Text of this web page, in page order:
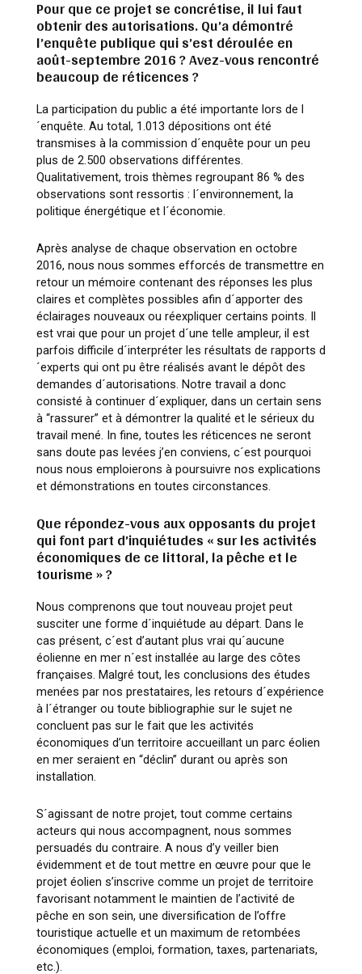
Pour que ce projet se concrétise, il lui faut
obtenir des autorisations. Qu’a démontré
l’enquête publique qui s’est déroulée en
août-septembre 2016 ? Avez-vous rencontré
beaucoup de réticences ?
La participation du public a été importante lors de l
´enquête. Au total, 1.013 dépositions ont été
transmises à la commission d´enquête pour un peu
plus de 2.500 observations différentes.
Qualitativement, trois thèmes regroupant 86 % des
observations sont ressortis : l´environnement, la
politique énergétique et l´économie.
Après analyse de chaque observation en octobre
2016, nous nous sommes efforcés de transmettre en
retour un mémoire contenant des réponses les plus
claires et complètes possibles afin d´apporter des
éclairages nouveaux ou réexpliquer certains points. Il
est vrai que pour un projet d´une telle ampleur, il est
parfois difficile d´interpréter les résultats de rapports d
´experts qui ont pu être réalisés avant le dépôt des
demandes d´autorisations. Notre travail a donc
consisté à continuer d´expliquer, dans un certain sens
à “rassurer” et à démontrer la qualité et le sérieux du
travail mené. In fine, toutes les réticences ne seront
sans doute pas levées j’en conviens, c´est pourquoi
nous nous emploierons à poursuivre nos explications
et démonstrations en toutes circonstances.
Que répondez-vous aux opposants du projet
qui font part d’inquiétudes « sur les activités
économiques de ce littoral, la pêche et le
tourisme » ?
Nous comprenons que tout nouveau projet peut
susciter une forme d´inquiétude au départ. Dans le
cas présent, c´est d’autant plus vrai qu´aucune
éolienne en mer n´est installée au large des côtes
françaises. Malgré tout, les conclusions des études
menées par nos prestataires, les retours d´expérience
à l´étranger ou toute bibliographie sur le sujet ne
concluent pas sur le fait que les activités
économiques d’un territoire accueillant un parc éolien
en mer seraient en “déclin” durant ou après son
installation.
S´agissant de notre projet, tout comme certains
acteurs qui nous accompagnent, nous sommes
persuadés du contraire. A nous d’y veiller bien
évidemment et de tout mettre en œuvre pour que le
projet éolien s’inscrive comme un projet de territoire
favorisant notamment le maintien de l’activité de
pêche en son sein, une diversification de l’offre
touristique actuelle et un maximum de retombées
économiques (emploi, formation, taxes, partenariats,
etc.).